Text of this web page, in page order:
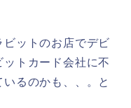
ットのお店でデビ
トカード会社に不
るのかも、、。と